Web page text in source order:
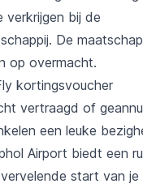
verkrijgen bij de
De
op overmacht.
kortingsvoucher
vertraagd of
een leuke
Airport biedt een
start van